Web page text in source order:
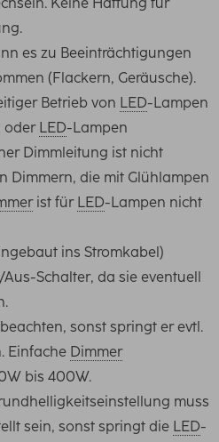
es zu Beeinträchtigungen
(Flackern, Geräusche).
Betrieb von LED-Lampen
oder LED-Lampen
Dimmleitung ist nicht
Dimmern, die mit Glühlampen
ist für LED-Lampen nicht
ins Stromkabel)
Schalter, da sie eventuell
sonst springt er evtl.
Einfache Dimmer
bis 400W.
muss
sein, sonst springt die LED-